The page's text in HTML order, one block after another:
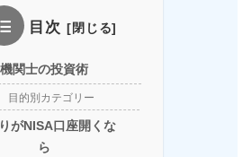
目次
機関士の投資術
目的別カテゴリー
がNISA口座開くな
ら